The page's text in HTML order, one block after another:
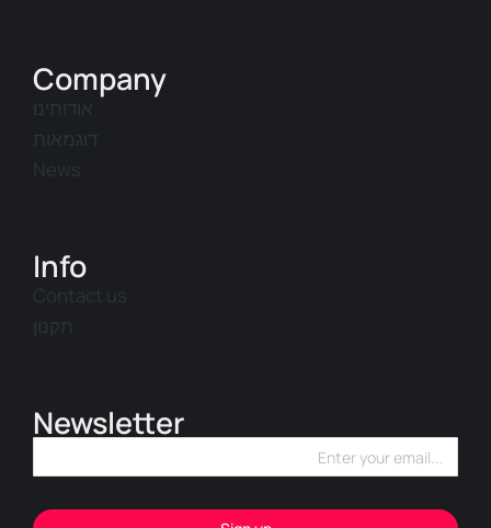
Company
אודותינו
דוגמאות
News
Info
Contact us
תקנון
Newsletter